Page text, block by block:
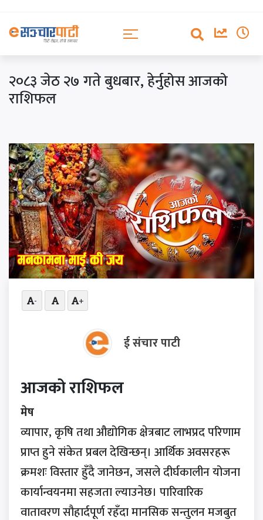
२०८३ जेठ २७ गते बुधबार, हेर्नुहोस आजको
राशिफल
- +
ई संचार पाटी
आजको राशिफल
मेष
व्यापार, कृषि तथा औद्योगिक क्षेत्रबाट लाभप्रद परिणाम
प्राप्त हुने संकेत प्रबल देखिन्छन्। आर्थिक अवसरहरू
क्रमशः विस्तार हुँदै जानेछन, जसले दीर्घकालीन योजना
कार्यान्वयनमा सहजता ल्याउनेछ। पारिवारिक
वातावरण सौहार्दपूर्ण रहँदा मानसिक सन्तुलन मजबुत